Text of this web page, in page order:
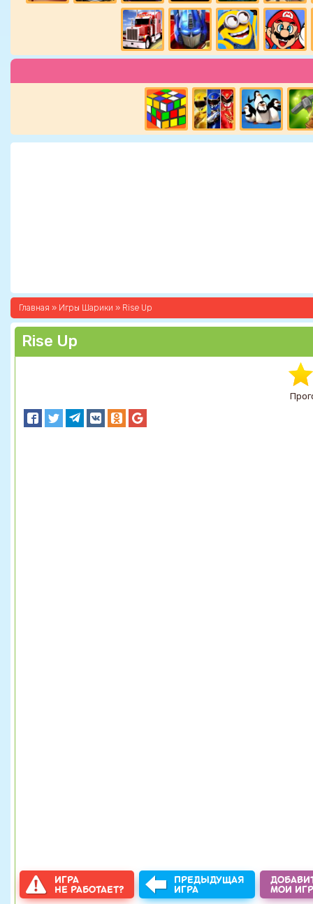
Главная » Игры Шарики » Rise Up
Rise Up
ИГРА
НЕ РАБОТАЕТ?
ПРЕДЫДУЩАЯ
ИГРА
МОИ